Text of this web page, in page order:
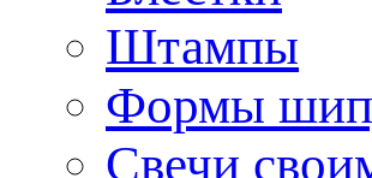
Штампы
Формы
Свечи